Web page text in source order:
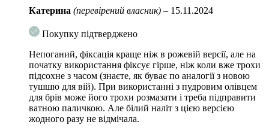
Катерина (перевірений власник) – 15.11.2024
Покупку підтверджено
Непоганий, фіксація краще ніж в рожевій версії, але на
початку використання фіксує гірше, ніж коли вже трохи
підсохне з часом (знаєте, як буває по аналогії з новою
тушшю для вій). При використанні з пудровим олівцем
для брів може його трохи розмазати і треба підправити
ватною паличкою. Але білий наліт з цією версією
жодного разу не відмічала.